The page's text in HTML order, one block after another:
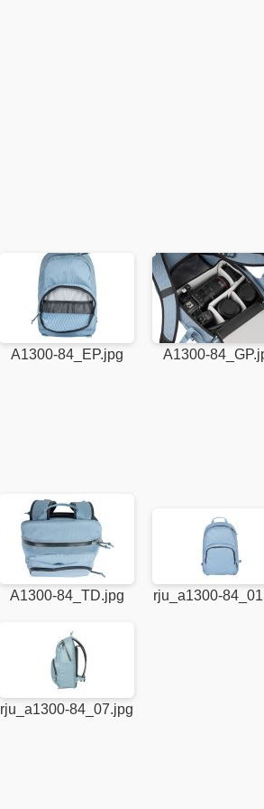
A1300-84_EP.jpg A1300-
A1300-84_TD.jpg rju_a1300-
rju_a1300-84_07.jpg